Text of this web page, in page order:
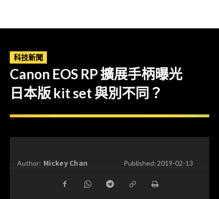
科技新聞
Canon EOS RP 擴展手柄曝光
日本版 kit set 與別不同？
Author: Mickey Chan Published:2019-02-13